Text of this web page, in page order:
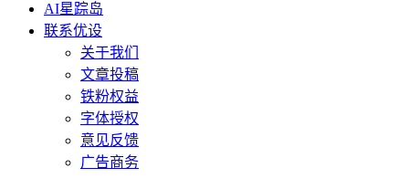
AI星踪岛
联系优设
关于我们
文章投稿
铁粉权益
字体授权
意见反馈
广告商务